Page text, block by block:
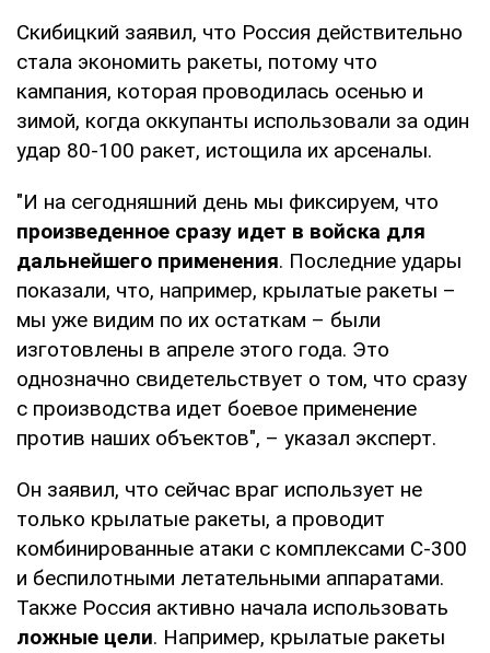
Скибицкий заявил, что Россия действительно
стала экономить ракеты, потому что
кампания, которая проводилась осенью и
зимой, когда оккупанты использовали за один
удар 80-100 ракет, истощила их арсеналы.
"И на сегодняшний день мы фиксируем, что
произведенное сразу идет в войска для
дальнейшего применения. Последние удары
показали, что, например, крылатые ракеты –
мы уже видим по их остаткам – были
изготовлены в апреле этого года. Это
однозначно свидетельствует о том, что сразу
с производства идет боевое применение
против наших объектов", – указал эксперт.
Он заявил, что сейчас враг использует не
только крылатые ракеты, а проводит
комбинированные атаки с комплексами С-300
и беспилотными летательными аппаратами.
Также Россия активно начала использовать
ложные цели. Например, крылатые ракеты